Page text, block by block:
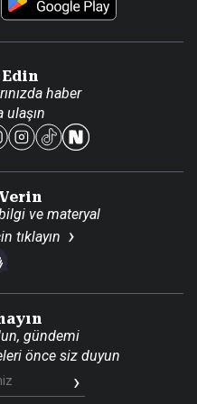
haber
ulaşın
ve materyal
tıklayın
gündemi
önce siz duyun